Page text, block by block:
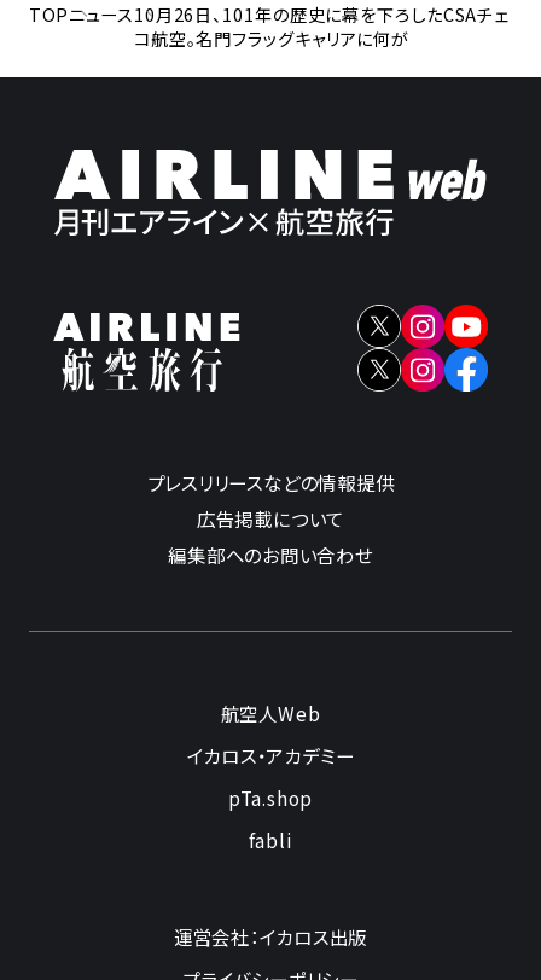
TOPニュース10月26日、101年の歴史に幕を下ろしたCSAチェ
コ航空。名門フラッグキャリアに何が
プレスリリースなどの情報提供
広告掲載について
編集部へのお問い合わせ
航空人Web
イカロス・アカデミー
pTa.shop
fabli
運営会社：イカロス出版